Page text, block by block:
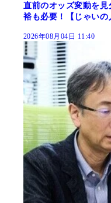
直前のオッズ変動を
裕も必要！【じゃいの
2026年08月04日 11:40